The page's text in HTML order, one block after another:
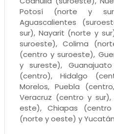
Potosí (norte y
Aguascalientes
sur), Nayarit (norte y
suroeste), Colima
(centro y suroeste),
y sureste),
(centro), Hidalgo
Morelos, Puebla
Veracruz (centro y
este), Chiapas
(norte y oeste) y